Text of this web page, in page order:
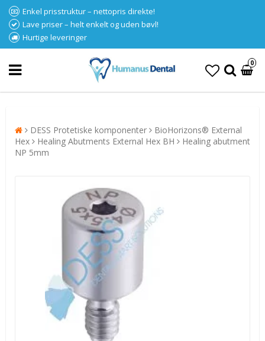
Enkel prisstruktur – nettopris direkte!
Lave priser – helt enkelt og uden bøvl!
Hurtige leveringer
0
DESS Protetiske komponenter
BioHorizons® External
Hex
Healing Abutments External Hex BH
Healing abutment
NP 5mm